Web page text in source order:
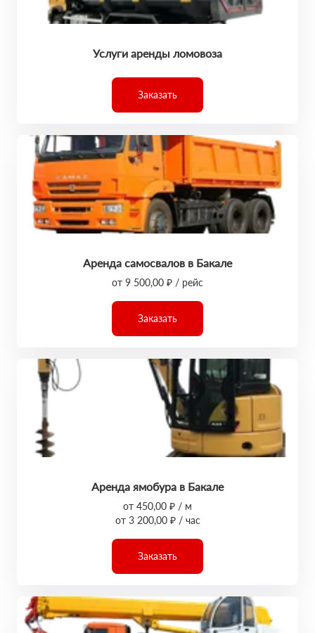
Услуги аренды ломовоза
Заказать
Аренда самосвалов в Бакале
от 9 500,00 ₽ / рейс
Заказать
Аренда ямобура в Бакале
от 450,00 ₽ / м
от 3 200,00 ₽ / час
Заказать